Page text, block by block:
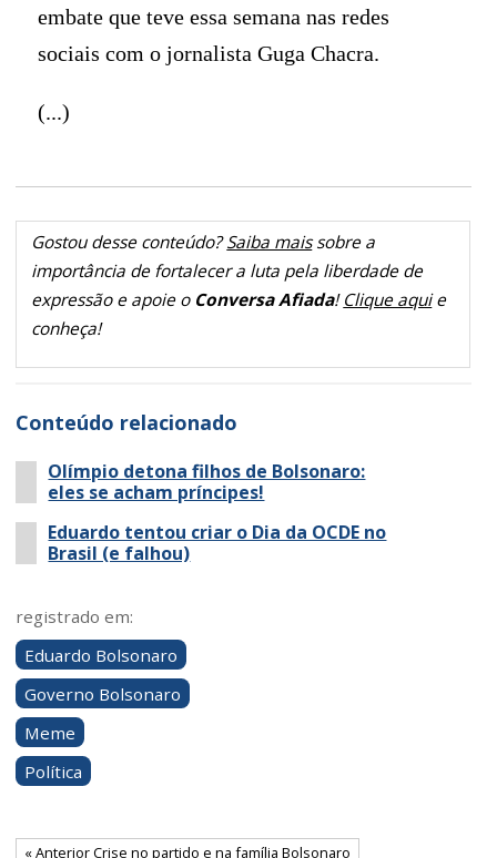
embate que teve essa semana nas redes
sociais com o jornalista Guga Chacra.
(...)
Gostou desse conteúdo?Saiba maissobre a
importância de fortalecer a luta pela liberdade de
expressão e apoie o Conversa Afiada!Clique aquie
conheça!
Conteúdo relacionado
Olímpio detona filhos de Bolsonaro:
eles se acham príncipes!
Eduardo tentou criar o Dia da OCDE no
Brasil (e falhou)
registrado em:
Eduardo Bolsonaro
Governo Bolsonaro
Meme
Política
« Anterior Crise no partido e na família Bolsonaro